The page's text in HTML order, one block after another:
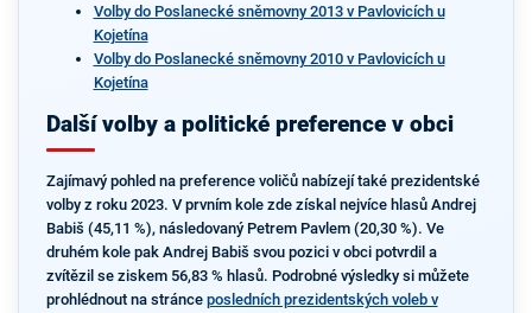
Volby do Poslanecké sněmovny 2013 v Pavlovicích u
Kojetína
Volby do Poslanecké sněmovny 2010 v Pavlovicích u
Kojetína
Další volby a politické preference v obci
Zajímavý pohled na preference voličů nabízejí také prezidentské
volby z roku 2023. V prvním kole zde získal nejvíce hlasů Andrej
Babiš (45,11 %), následovaný Petrem Pavlem (20,30 %). Ve
druhém kole pak Andrej Babiš svou pozici v obci potvrdil a
zvítězil se ziskem 56,83 % hlasů. Podrobné výsledky si můžete
prohlédnout na stránce posledních prezidentských voleb v